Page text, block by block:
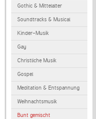
Gothic & Mittelalter
Soundtracks & Musical
Kinder-Musik
Gay
Christliche Musik
Gospel
Meditation & Entspannung
Weihnachtsmusik
Bunt gemischt